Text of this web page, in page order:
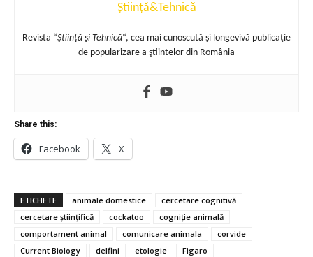
Știință&Tehnică
Revista “Ştiinţă şi Tehnică“, cea mai cunoscută şi longevivă publicaţie
de popularizare a ştiintelor din România
Share this:
Facebook X
ETICHETE animale domestice
cercetare cognitivă
cercetare științifică
cockatoo
cogniție animală
comportament animal
comunicare animala
corvide
Current Biology
delfini etologie
Figaro